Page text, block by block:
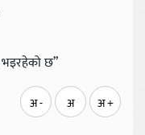
अ - अ अ +